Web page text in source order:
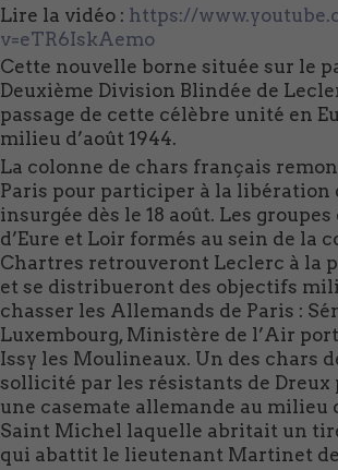
Lire la vidéo : https://
v=eTR6IskAemo
Cette nouvelle borne située sur le
Deuxième Division Blindée de
passage de cette célèbre unité en
milieu d’août 1944.
La colonne de chars français
Paris pour participer à la libération
insurgée dès le 18 août. Les
d’Eure et Loir formés au sein de la
Chartres retrouveront Leclerc à la
et se distribueront des objectifs
chasser les Allemands de Paris :
Luxembourg, Ministère de l’Air
Issy les Moulineaux. Un des chars
sollicité par les résistants de Dreux
une casemate allemande au milieu
Saint Michel laquelle abritait un
qui abattit le lieutenant Martinet